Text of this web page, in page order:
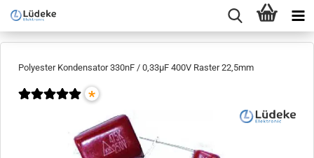
Polyester Kondensator 330nF / 0,33µF 400V Raster 22,5mm
*